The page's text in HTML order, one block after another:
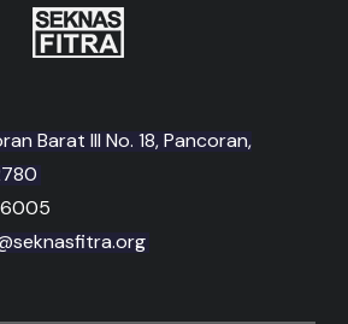
Barat III No. 18, Pancoran,